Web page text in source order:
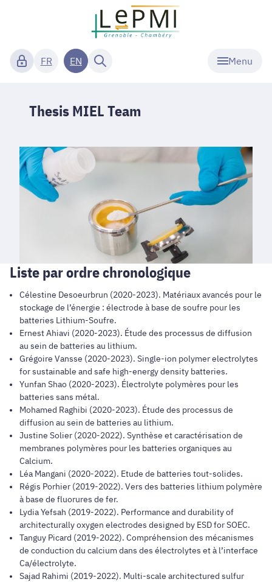
Menu
FR EN
Thesis MIEL Team
Liste par ordre chronologique
Célestine Desoeurbrun (2020-2023). Matériaux avancés pour le
stockage de l’énergie : électrode à base de soufre pour les
batteries Lithium-Soufre.
Ernest Ahiavi (2020-2023). Étude des processus de diffusion
au sein de batteries au lithium.
Grégoire Vansse (2020-2023). Single-ion polymer electrolytes
for sustainable and safe high-energy density batteries.
Yunfan Shao (2020-2023). Électrolyte polymères pour les
batteries sans métal.
Mohamed Raghibi (2020-2023). Étude des processus de
diffusion au sein de batteries au lithium.
Justine Solier (2020-2022). Synthèse et caractérisation de
membranes polymères pour les batteries organiques au
Calcium.
Léa Mangani (2020-2022). Etude de batteries tout-solides.
Régis Porhier (2019-2022). Vers des batteries lithium polymère
à base de fluorures de fer.
Lydia Yefsah (2019-2022). Performance and durability of
architecturally oxygen electrodes designed by ESD for SOEC.
Tanguy Picard (2019-2022). Compréhension des mécanismes
de conduction du calcium dans des électrolytes et à l’interface
Ca/électrolyte.
Sajad Rahimi (2019-2022). Multi-scale architectured sulfur